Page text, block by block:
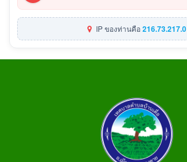
IP ของท่านคือ216.73.217.0